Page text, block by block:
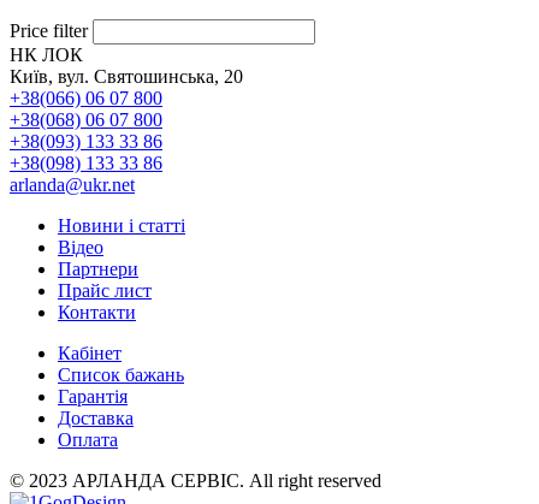
Price filter
НК ЛОК
Київ, вул. Святошинська, 20
+38(066) 06 07 800
+38(068) 06 07 800
+38(093) 133 33 86
+38(098) 133 33 86
arlanda@ukr.net
Новини і статті
Відео
Партнери
Прайс лист
Контакти
Кабінет
Список бажань
Гарантія
Доставка
Оплата
© 2023 АРЛАНДА СЕРВІС. All right reserved